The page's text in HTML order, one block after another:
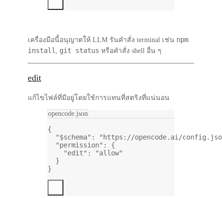
เครื่องมือนี้อนุญาตให้ LLM รันคำสั่ง terminal เช่น npm
install
git status หรือคำสั่ง shell อื่น ๆ
edit
แก้ไขไฟล์ที่มีอยู่โดยใช้การแทนที่สตริงที่แน่นอน
opencode.json
{
"$schema" :
"https://opencode.ai/
"permission" : {
"edit" :
"allow"
}
}